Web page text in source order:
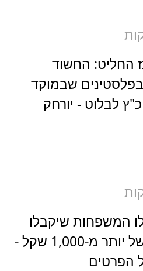
החליט: החשוד
שבמוקד
לבלוט - יורחק
המשפחות שיקבלו
מחר מענק של יותר מ-1,000 שקל -
הפרטים